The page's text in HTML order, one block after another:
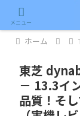
記事内に広告が含ま
ホーム
東芝
－ 13.3イ
品質！そ
メニュー